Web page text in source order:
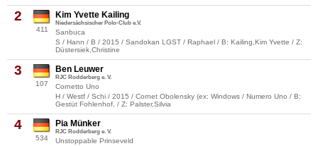
2
411
Kim Yvette Kailing
Niedersächsischer Polo-Club e.V.
Sanbuca
S / Hann / B / 2015 / Sandokan LGST / Raphael / B: Kailing,Kim Yvette / Z:
Düstersiek,Christine
3
107
Ben Leuwer
RJC Rodderberg e. V.
Cornetto Uno
H / Westf / Schi / 2015 / Cornet Obolensky (ex: Windows / Numero Uno / B:
Gestüt Fohlenhof, / Z: Palster,Silvia
4
534
Pia Münker
RJC Rodderberg e. V.
Unstoppable Prinseveld